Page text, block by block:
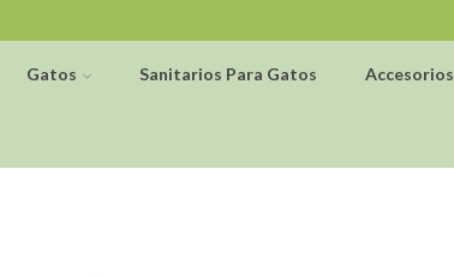
Gatos Sanitarios Para Gatos Accesorios